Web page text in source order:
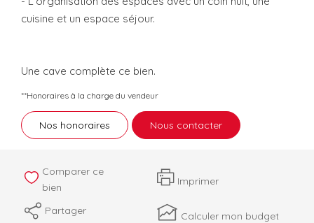
cuisine et un espace séjour.
Une cave complète ce bien.
**Honoraires à la charge du vendeur
Nos honoraires Nous contacter
Comparer ce
bien
Imprimer
Partager Calculer mon budget